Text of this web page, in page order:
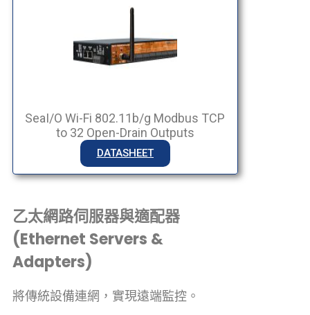
SeaI/O Wi-Fi 802.11b/g Modbus TCP
to 32 Open-Drain Outputs
DATASHEET
乙太網路伺服器與適配器
(Ethernet Servers &
Adapters)
將傳統設備連網，實現遠端監控。